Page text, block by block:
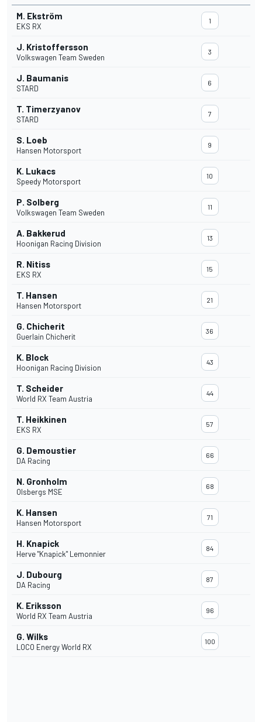
M. Ekström
EKS RX
1
J. Kristoffersson
Volkswagen Team Sweden
3
J. Baumanis
STARD
6
T. Timerzyanov
STARD
7
S. Loeb
Hansen Motorsport
9
K. Lukacs
Speedy Motorsport
10
P. Solberg
Volkswagen Team Sweden
11
A. Bakkerud
Hoonigan Racing Division
13
R. Nitiss
EKS RX
15
T. Hansen
Hansen Motorsport
21
G. Chicherit
Guerlain Chicherit
36
K. Block
Hoonigan Racing Division
43
T. Scheider
World RX Team Austria
44
T. Heikkinen
EKS RX
57
G. Demoustier
DA Racing
66
N. Gronholm
Olsbergs MSE
68
K. Hansen
Hansen Motorsport
71
H. Knapick
Herve "Knapick" Lemonnier
84
J. Dubourg
DA Racing
87
K. Eriksson
World RX Team Austria
96
G. Wilks
LOCO Energy World RX
100